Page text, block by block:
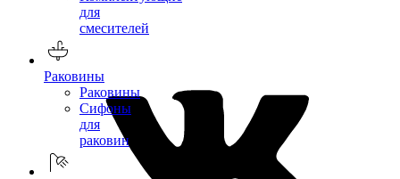
для
смесителей
Раковины
Раковины
Сифоны
для
раковин